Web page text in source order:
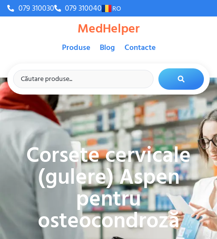
079 310030 079 310040 RO
MedHelper
Produse Blog Contacte
Corsete cervicale
(gulere) Aspen
pentru
osteocondroză